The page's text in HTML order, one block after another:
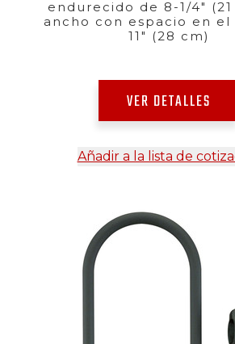
endurecido de 8-1/4"
ancho con espacio en el
11" (28 cm)
VER DETALLES
Añadir a la lista de